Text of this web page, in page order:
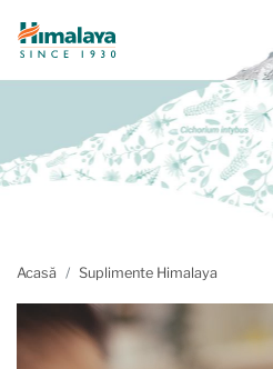
Acasă Suplimente Himalaya